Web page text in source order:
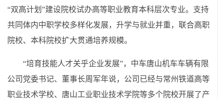
“双高计划”建设院校试办高等职业教育本科层次专业。支持
共同体内中职学校多样化发展，升学与就业并重，联合高职
院校、本科院校扩大贯通培养规模。
“培育技能人才关乎企业发展”，中车唐山机车车辆有限
公司党委书记、董事长周军年说，公司已经与常州铁道高等
职业技术学校、唐山工业职业技术学院等多个院校开展了产